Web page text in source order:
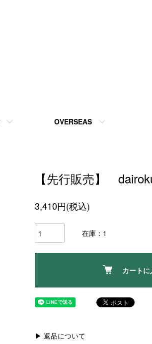
OVERSEAS
【先行販売】
3,410円(税込)
在庫：1
カートに
▶ 返品について